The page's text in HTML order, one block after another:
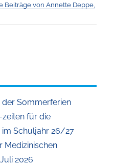
Beiträge von Annette Deppe,
Sommerferien
für die
Schuljahr 26/27
Medizinischen
2026